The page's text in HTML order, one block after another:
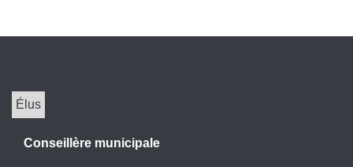
Élus
Conseillère municipale